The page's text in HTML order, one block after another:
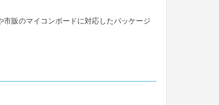
販のマイコンボードに対応したパッケージ